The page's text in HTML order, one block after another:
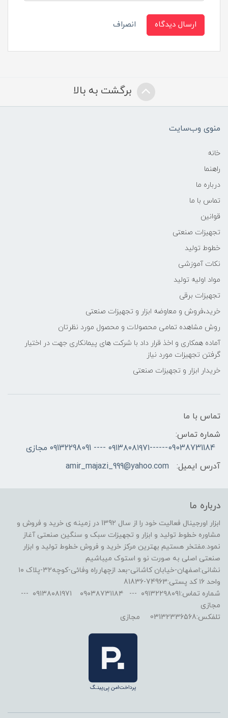
ارسال دیدگاه انصراف
برگشت به بالا
منوی وب‌سایت
خانه
راهنما
درباره ما
تماس با ما
قوانین
تجهیزات صنعتی
خطوط تولید
نکات آموزشی
مواد اولیه تولید
تجهیزات برقی
خرید،فروش و معاوضه ابزار و تجهیزات صنعتی
روش مشاهده تمامی محصولات و محصول مورد نظرتان
آماده همکاری و اخذ قرار داد با شرکت های پیمانکاری جهت در اختیار
گرفتن تجهیزات مورد نیاز
خریدار ابزار و تجهیزات صنعتی
تماس با ما
شماره تماس:
09038731184------۰۹۱۳۸۰۸۱۹۷۱ ---- ۰۹132298091 مجازی
آدرس ایمیل:
amir_majazi_999@yahoo.com
درباره ما
ابزار اورجینال فعالیت خود را از سال 1392 در زمینه ی خرید و فروش و
مشاوره خطوط تولید و ابزار و تجهیزات سبک و سنگین صنعتی آغاز
نمود.مفتخر هستیم بهترین مرکز خرید و فروش خطوط تولید و ابزار
صنعتی اصلی به صورت نو و استوک میباشیم
نشانی:اصفهان-خیابان کاشانی-بعد ازچهارراه وفائی-کوچه۳۲-پلاک ۱۰
واحد ۱۶ کد پستی:74963-81836
شماره تماس:۰۹۱۳۲۲۹۸۰۹۱ --- ۰۹۰۳۸۷۳۱۱۸۴ ۰۹۱۳۸۰۸۱۹۷۱ ---
مجازی
تلفکس:03132336568 مجازی